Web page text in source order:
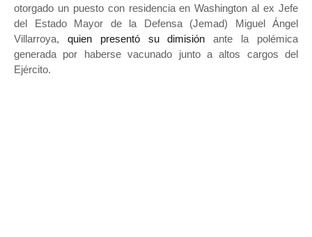
otorgado un puesto con residencia en Washington al ex Jefe
del Estado Mayor de la Defensa (Jemad) Miguel Ángel
Villarroya, quien presentó su dimisión ante la polémica
generada por haberse vacunado junto a altos cargos del
Ejército.